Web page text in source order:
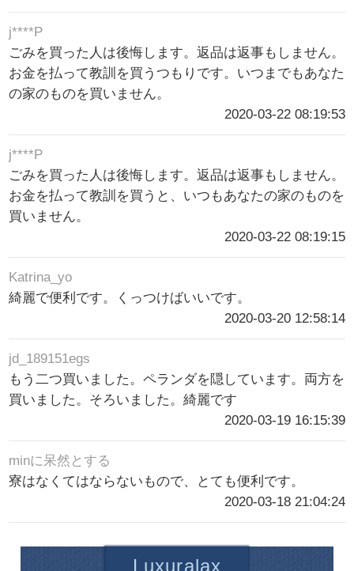
j****P
ごみを買った人は後悔します。返品は返事もしません。
お金を払って教訓を買うつもりです。いつまでもあなた
の家のものを買いません。
2020-03-22 08:19:53
j****P
ごみを買った人は後悔します。返品は返事もしません。
お金を払って教訓を買うと、いつもあなたの家のものを
買いません。
2020-03-22 08:19:15
Katrina_yo
綺麗で便利です。くっつけばいいです。
2020-03-20 12:58:14
jd_189151egs
もう二つ買いました。ペランダを隠しています。両方を
買いました。そろいました。綺麗です
2020-03-19 16:15:39
minに呆然とする
寮はなくてはならないもので、とても便利です。
2020-03-18 21:04:24
Luxuralax